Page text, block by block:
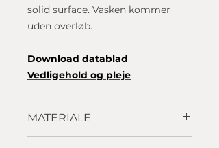
solid surface. Vasken kommer
uden overløb.
Download datablad
Vedligehold og pleje
MATERIALE